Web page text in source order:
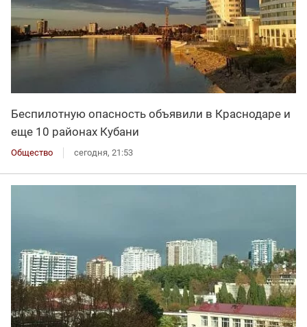
Беспилотную опасность объявили в Краснодаре и
еще 10 районах Кубани
Общество сегодня, 21:53